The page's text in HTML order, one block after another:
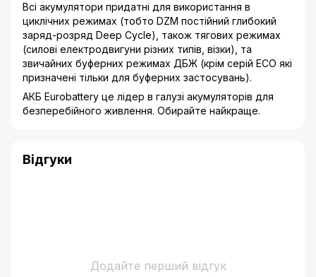
Всі акумулятори придатні для використання в
циклічних режимах (тобто DZM постійний глибокий
заряд-розряд Deep Cycle), також тягових режимах
(силові електродвигуни різних типів, візки), та
звичайних буферних режимах ДБЖ (крім серій ECO які
призначені тільки для буферних застосувань).
АКБ Eurobattery це лідер в галузі акумуляторів для
безперебійного живлення. Обирайте найкраще.
Відгуки
Додайте перший відгук